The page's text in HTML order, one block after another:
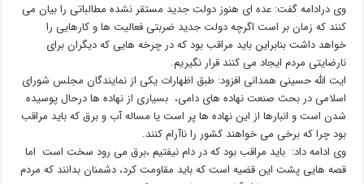
وی درادامه گفت: عده ای هنوز دولت جدید مستقر نشده مطالباتی را بیان می
کنند که زمان بر است اگرچه دولت جدید ضربتی فعالیت ها و کارهایی را
خواهد داشت بنابراین باید مراقب بود که در چرخه هایی که دیگران برای
نارضایتی مردم ایجاد می کنند قرار نگیریم.
ایت الله حسینی همدانی افزود: طبق اظهارات یکی از نمایندگان مجلس شورای
اسلامی در بحث صنعت نهاده های دامی، بسیاری از نهاده ها درحال پوسیده
شدن است و انبارها از این نهاده ها پر است یا مساله آب و برق که باید مراقب
بود چرا که برخی می خواهند کشور را ناآرام کنند.
وی ادامه داد: باید مراقب بود که در دام نیفتیم ،برق می رود سخت است اما
قصه هایی پشت این قضیه است که باید مقاومت کرد، دشمنان بدانند که مردم